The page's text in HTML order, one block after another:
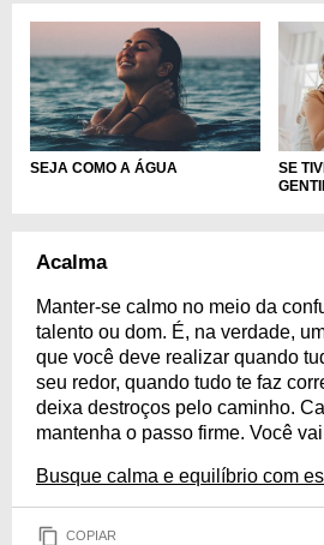
SEJA COMO A ÁGUA
SE
Acalma
Manter-se calmo no meio da
talento ou dom. É, na verdade,
que você deve realizar quando
seu redor, quando tudo te faz
deixa destroços pelo caminho.
mantenha o passo firme. Você
Busque calma e equilíbrio com
COPIAR